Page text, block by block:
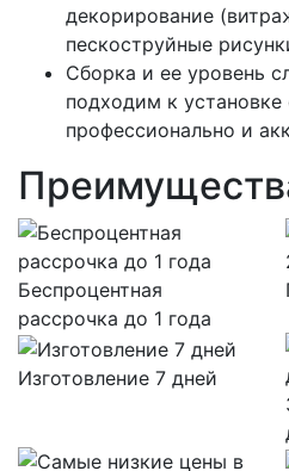
декорирование
пескоструйные
Сборка и ее уровень
подходим к установке
профессионально и
Беспроцентная
рассрочка до 1 года
Изготовление 7 дней